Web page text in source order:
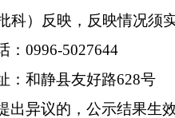
科）反映，反映情况须
：0996-5027644
：和静县友好路628号
出异议的，公示结果生效